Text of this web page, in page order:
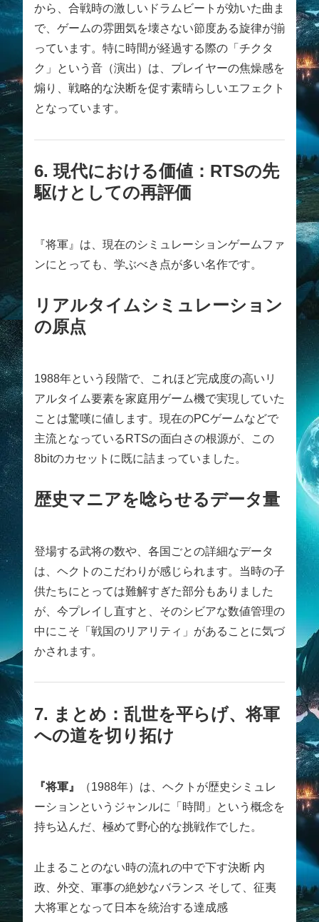
から、合戦時の激しいドラムビートが効いた曲ま
で、ゲームの雰囲気を壊さない節度ある旋律が揃
っています。特に時間が経過する際の「チクタ
ク」という音（演出）は、プレイヤーの焦燥感を
煽り、戦略的な決断を促す素晴らしいエフェクト
となっています。
6. 現代における価値：RTSの先
駆けとしての再評価
『将軍』は、現在のシミュレーションゲームファ
ンにとっても、学ぶべき点が多い名作です。
リアルタイムシミュレーション
の原点
1988年という段階で、これほど完成度の高いリ
アルタイム要素を家庭用ゲーム機で実現していた
ことは驚嘆に値します。現在のPCゲームなどで
主流となっているRTSの面白さの根源が、この
8bitのカセットに既に詰まっていました。
歴史マニアを唸らせるデータ量
登場する武将の数や、各国ごとの詳細なデータ
は、ヘクトのこだわりが感じられます。当時の子
供たちにとっては難解すぎた部分もありました
が、今プレイし直すと、そのシビアな数値管理の
中にこそ「戦国のリアリティ」があることに気づ
かされます。
7. まとめ：乱世を平らげ、将軍
への道を切り拓け
『将軍』
（1988年）は、ヘクトが歴史シミュレ
ーションというジャンルに「時間」という概念を
持ち込んだ、極めて野心的な挑戦作でした。
止まることのない時の流れの中で下す決断 内
政、外交、軍事の絶妙なバランス そして、征夷
大将軍となって日本を統治する達成感